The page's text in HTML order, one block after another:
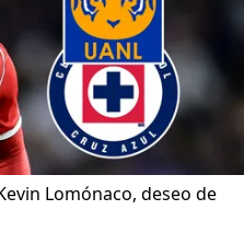
Lomónaco, deseo de